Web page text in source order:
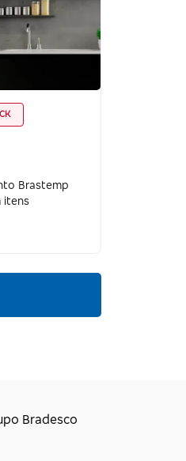
Brastemp
itens
Bradesco